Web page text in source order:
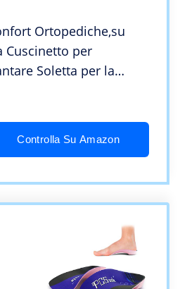
Ortopediche,su
Cuscinetto per
Soletta per la
a Uomini e Donne
Controlla Su Amazon